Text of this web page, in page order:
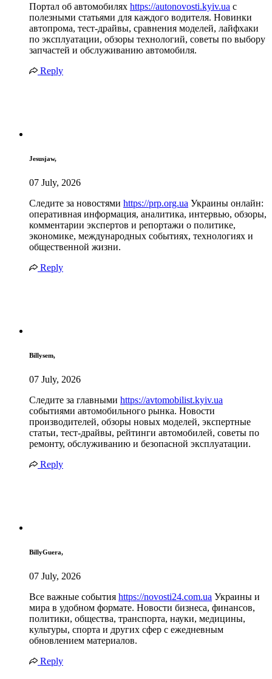
Портал об автомобилях https://autonovosti.kyiv.ua с
полезными статьями для каждого водителя. Новинки
автопрома, тест-драйвы, сравнения моделей, лайфхаки
по эксплуатации, обзоры технологий, советы по выбору
запчастей и обслуживанию автомобиля.
Reply
Jesusjaw,
07 July, 2026
Следите за новостями https://prp.org.ua Украины онлайн:
оперативная информация, аналитика, интервью, обзоры,
комментарии экспертов и репортажи о политике,
экономике, международных событиях, технологиях и
общественной жизни.
Reply
Billysem,
07 July, 2026
Следите за главными https://avtomobilist.kyiv.ua
событиями автомобильного рынка. Новости
производителей, обзоры новых моделей, экспертные
статьи, тест-драйвы, рейтинги автомобилей, советы по
ремонту, обслуживанию и безопасной эксплуатации.
Reply
BillyGuera,
07 July, 2026
Все важные события https://novosti24.com.ua Украины и
мира в удобном формате. Новости бизнеса, финансов,
политики, общества, транспорта, науки, медицины,
культуры, спорта и других сфер с ежедневным
обновлением материалов.
Reply